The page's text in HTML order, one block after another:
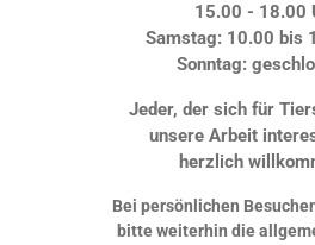
15.00 - 18.00
Samstag: 10.00 bis
Sonntag:
Jeder, der sich für
unsere Arbeit
herzlich
Bei persönlichen
bitte weiterhin die